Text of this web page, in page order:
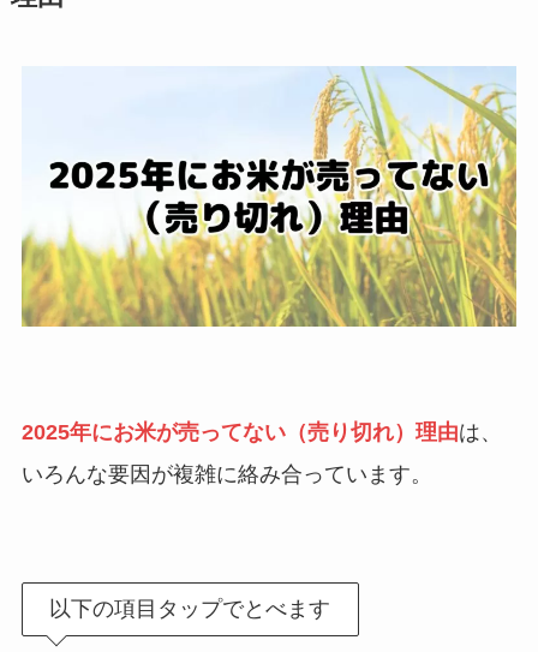
2025年にお米が売ってない（売り切れ）理由は、
いろんな要因が複雑に絡み合っています。
以下の項目タップでとべます